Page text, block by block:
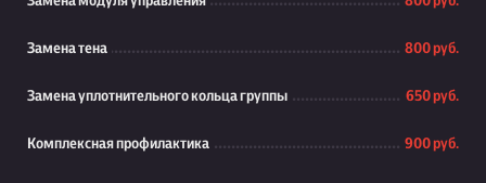
Замена тена 800 руб.
Замена уплотнительного кольца группы 650 руб.
Комплексная профилактика 900 руб.